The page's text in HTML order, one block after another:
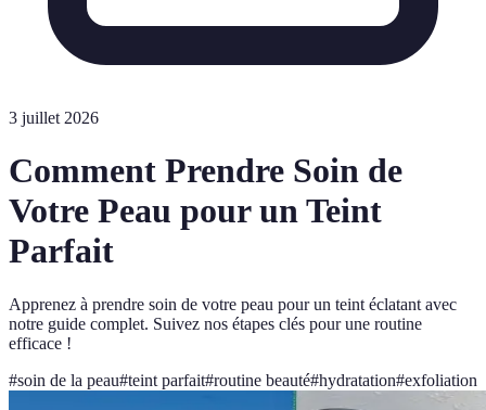
3 juillet 2026
Comment Prendre Soin de
Votre Peau pour un Teint
Parfait
Apprenez à prendre soin de votre peau pour un teint éclatant avec
notre guide complet. Suivez nos étapes clés pour une routine
efficace !
#soin de la peau#teint parfait#routine beauté#hydratation#exfoliation